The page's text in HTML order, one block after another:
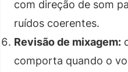
com direção de som
ruídos coerentes.
Revisão de mixagem:
comporta quando o